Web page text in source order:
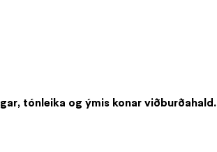
tónleika og ýmis konar viðburðahald.